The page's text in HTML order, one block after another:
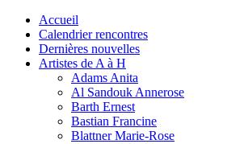
Accueil
Calendrier rencontres
Dernières nouvelles
Artistes de A à H
Adams Anita
Al Sandouk Annerose
Barth Ernest
Bastian Francine
Blattner Marie-Rose